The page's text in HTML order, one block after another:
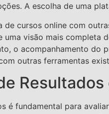
A escolha de uma
cursos online com
uma visão mais completa
o acompanhamento do
outras ferramentas
Resultados
é fundamental para